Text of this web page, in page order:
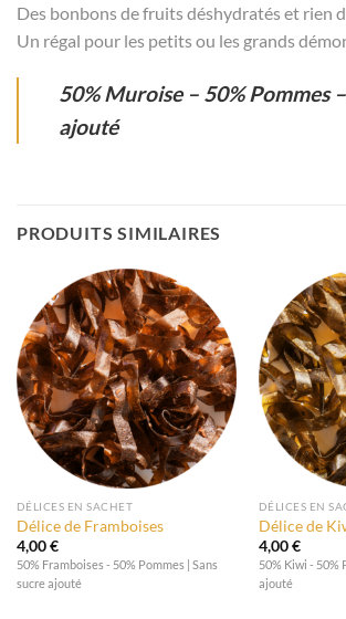
Des bonbons de fruits déshydratés et rien
Un régal pour les petits ou les grands
50% Muroise – 50% Pommes
ajouté
PRODUITS SIMILAIRES
DÉLICES EN SACHET
Délice de Framboises
4,00€
50% Framboises - 50% Pommes | Sans
sucre ajouté
DÉLICES EN
Délice de
4,00€
50% Kiwi - 50%
ajouté